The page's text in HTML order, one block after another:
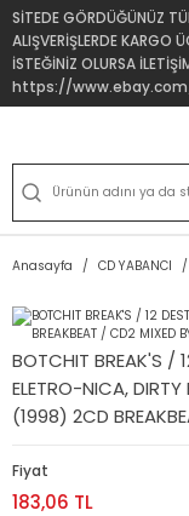
SİTEDE GÖRDÜĞÜNÜZ
ALIŞVERİŞLERDE KARGO
İSTEĞİNİZ OLURSA
https://
Anasayfa CD YABANCI
BOTCHIT BREAK'S /
ELETRO-NICA,
(1998) 2CD
Fiyat
183,06 TL